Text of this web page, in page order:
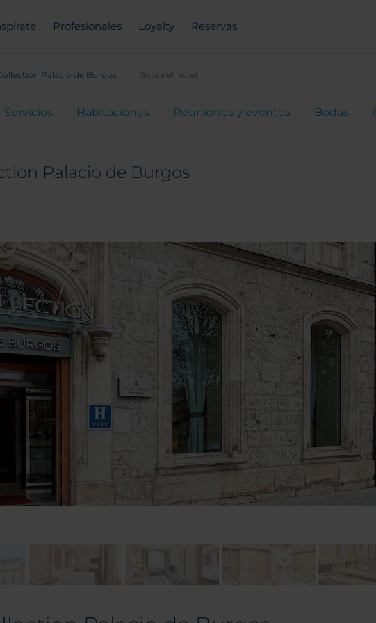
Profesionales Loyalty Reservas
Palacio de Burgos Sobre el hotel
Servicios Habitaciones Reuniones y eventos Bodas
Palacio de Burgos